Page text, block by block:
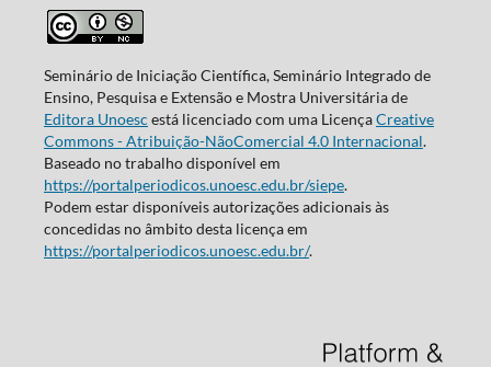
Seminário de Iniciação Científica, Seminário Integrado de
Ensino, Pesquisa e Extensão e Mostra Universitária de
Editora Unoesc está licenciado com uma LicençaCreative
Commons - Atribuição-NãoComercial 4.0 Internacional.
Baseado no trabalho disponível em
https://portalperiodicos.unoesc.edu.br/siepe.
Podem estar disponíveis autorizações adicionais às
concedidas no âmbito desta licença em
https://portalperiodicos.unoesc.edu.br/.